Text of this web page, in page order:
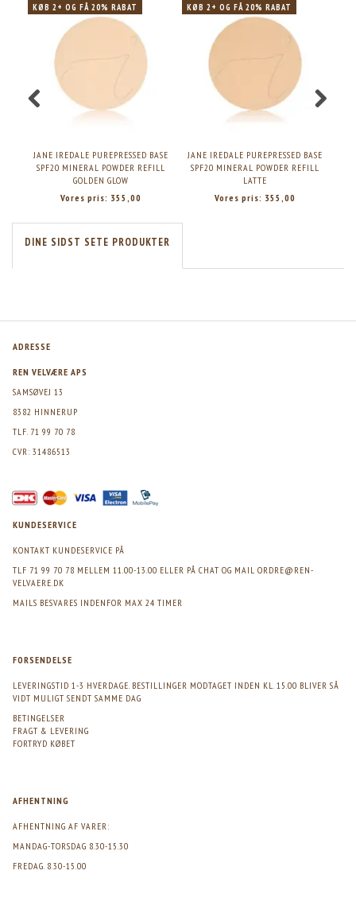
KØB 2+ OG FÅ 20% RABAT
JANE IREDALE PUREPRESSED BASE
SPF20 MINERAL POWDER REFILL
GOLDEN GLOW
Vores pris: 355,00
KØB 2+ OG FÅ 20% RABAT
JANE IREDALE PUREPRESSED BASE
SPF20 MINERAL POWDER REFILL
LATTE
Vores pris: 355,00
DINE SIDST SETE PRODUKTER
ADRESSE
REN VELVÆRE APS
SAMSØVEJ 13
8382 HINNERUP
TLF. 71 99 70 78
CVR: 31486513
KUNDESERVICE
KONTAKT KUNDESERVICE PÅ
TLF 71 99 70 78 MELLEM 11.00-13.00 ELLER PÅ CHAT OG MAIL ORDRE@REN-
VELVAERE.DK
MAILS BESVARES INDENFOR MAX 24 TIMER
FORSENDELSE
LEVERINGSTID 1-3 HVERDAGE. BESTILLINGER MODTAGET INDEN KL. 15.00 BLIVER SÅ
VIDT MULIGT SENDT SAMME DAG
BETINGELSER
FRAGT & LEVERING
FORTRYD KØBET
AFHENTNING
AFHENTNING AF VARER:
MANDAG-TORSDAG 8.30-15.30
FREDAG. 8.30-15.00